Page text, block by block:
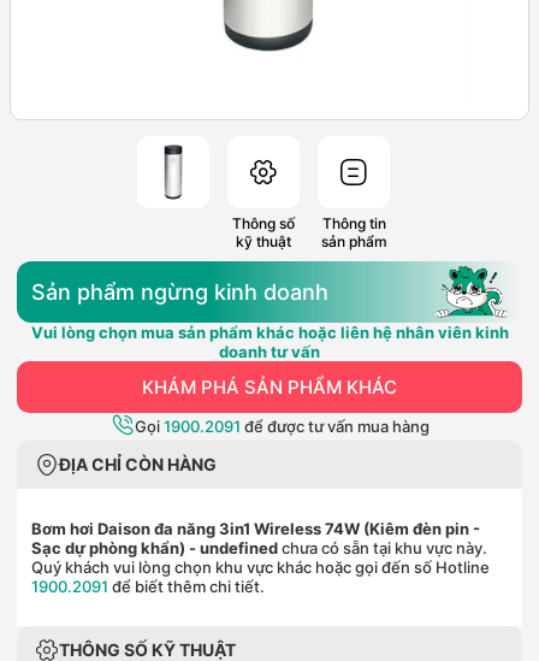
Thông số
kỹ thuật
Thông tin
sản phẩm
Sản phẩm ngừng kinh doanh
Vui lòng chọn mua sản phẩm khác hoặc liên hệ nhân viên kinh
doanh tư vấn
KHÁM PHÁ SẢN PHẨM KHÁC
Gọi1900.2091 để được tư vấn mua hàng
ĐỊA CHỈ CÒN HÀNG
Bơm hơi Daison đa năng 3in1 Wireless 74W (Kiêm đèn pin -
Sạc dự phòng khẩn) - undefinedchưa có sẵn tại khu vực này.
Quý khách vui lòng chọn khu vực khác hoặc gọi đến số Hotline
1900.2091 để biết thêm chi tiết.
THÔNG SỐ KỸ THUẬT